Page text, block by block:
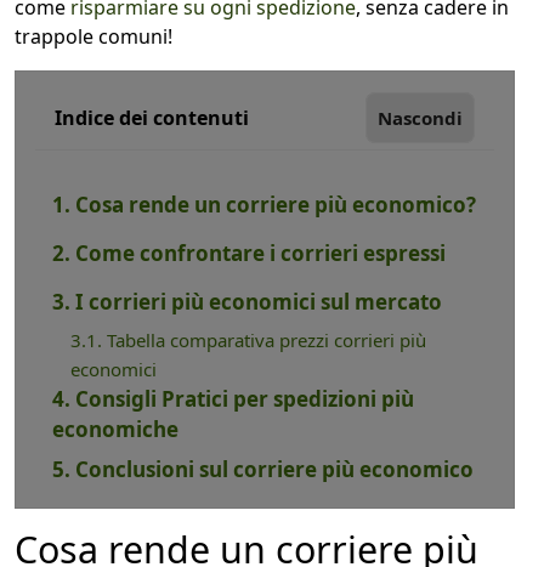
come risparmiare su ogni spedizione, senza cadere in
trappole comuni!
Indice dei contenuti Nascondi
1. Cosa rende un corriere più economico?
2. Come confrontare i corrieri espressi
3. I corrieri più economici sul mercato
3.1. Tabella comparativa prezzi corrieri più
economici
4. Consigli Pratici per spedizioni più
economiche
5. Conclusioni sul corriere più economico
Cosa rende un corriere più